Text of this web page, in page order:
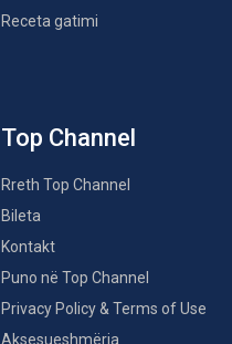
Receta gatimi
Top Channel
Rreth Top Channel
Bileta
Kontakt
Puno në Top Channel
Privacy Policy & Terms of Use
Aksesueshmëria